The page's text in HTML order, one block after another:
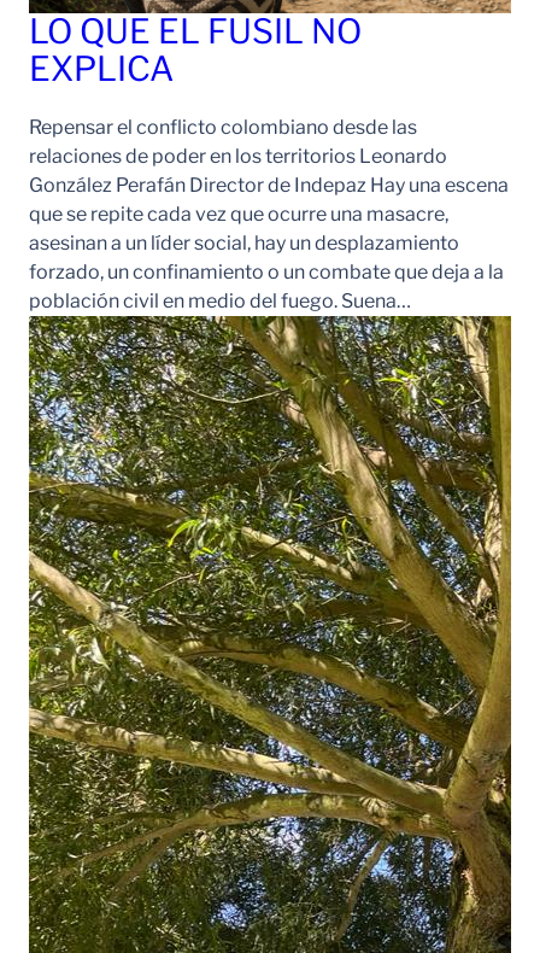
LO QUE EL FUSIL NO
EXPLICA
Repensar el conflicto colombiano desde las
relaciones de poder en los territorios Leonardo
González Perafán Director de Indepaz Hay una escena
que se repite cada vez que ocurre una masacre,
asesinan a un líder social, hay un desplazamiento
forzado, un confinamiento o un combate que deja a la
población civil en medio del fuego. Suena…